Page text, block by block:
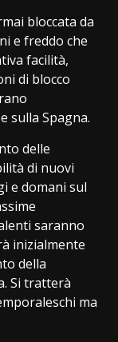
bloccata da
e freddo che
facilità,
di blocco
sulla Spagna.
delle
di nuovi
e domani sul
saranno
inizialmente
della
Si tratterà
ma